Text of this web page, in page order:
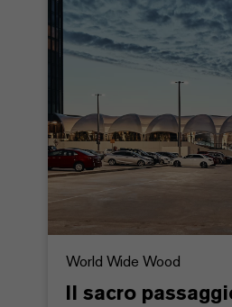
World Wide Wood
Il sacro